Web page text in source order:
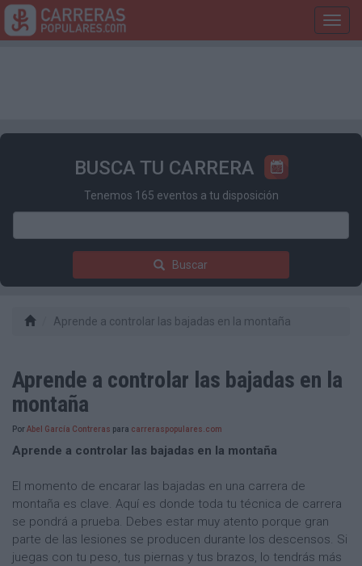
BUSCA TU CARRERA
Tenemos 165 eventos a tu disposición
Buscar
Aprende a controlar las bajadas en la montaña
Aprende a controlar las bajadas en la
montaña
PorAbel García Contreras para carreraspopulares.com
Aprende a controlar las bajadas en la montaña
El momento de encarar las bajadas en una carrera de
montaña es clave. Aquí es donde toda tu técnica de carrera
se pondrá a prueba. Debes estar muy atento porque gran
parte de las lesiones se producen durante los descensos. Si
juegas con tu peso, tus piernas y tus brazos, lo tendrás más